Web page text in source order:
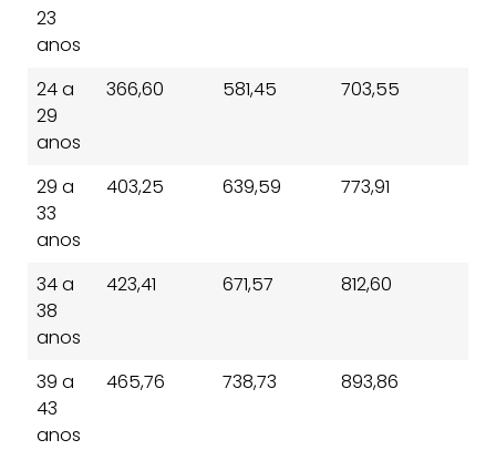
23
anos
24 a
29
anos
366,60 581,45 703,55
29 a
33
anos
403,25 639,59 773,91
34 a
38
anos
423,41 671,57 812,60
39 a
43
anos
465,76 738,73 893,86